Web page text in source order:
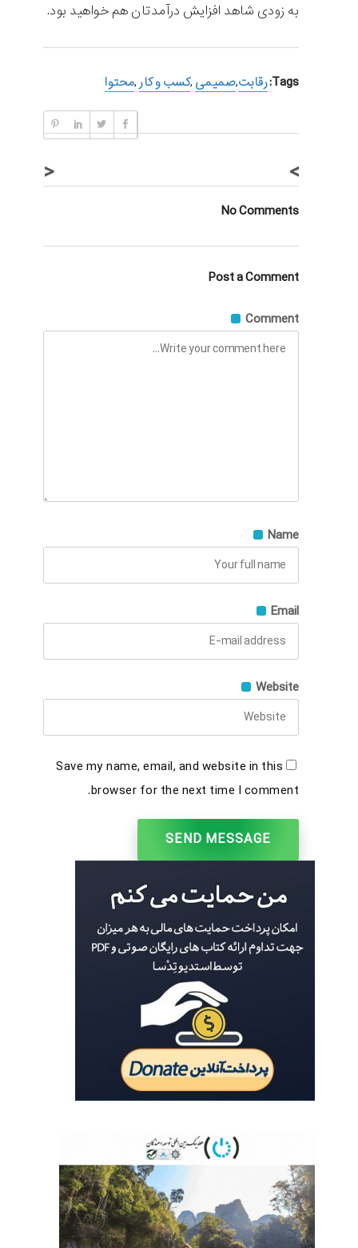
به زودی شاهد افزایش درآمدتان هم خواهید بود.
Tags: رقابت,صمیمی ,کسب و کار,محتوا
< >
No Comments
Post a Comment
Comment
Name
Email
Website
Save my name, email, and website in this
browser for the next time I comment.